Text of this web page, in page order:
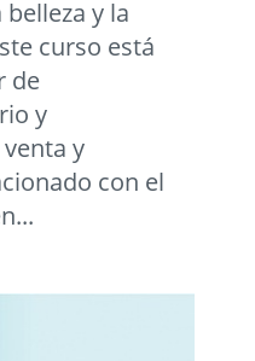
y la
curso está
de
y
y
con el